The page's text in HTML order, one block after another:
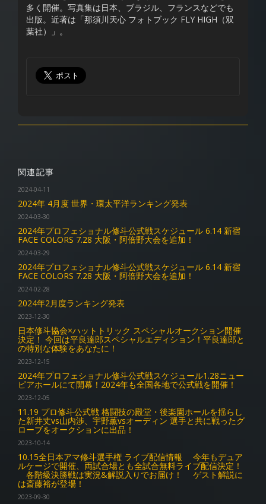
多く開催。写真集は日本、ブラジル、フランスなどでも
出版。近著は「那須川天心 フォトブック FLY HIGH（双
葉社）」。
関連記事
2024-04-11
2024年 4月度 世界・環太平洋ランキング発表
2024-03-30
2024年プロフェショナル修斗公式戦スケジュール 6.14 新宿
FACE COLORS 7.28 大阪・阿倍野大会を追加！
2024-03-29
2024年プロフェショナル修斗公式戦スケジュール 6.14 新宿
FACE COLORS 7.28 大阪・阿倍野大会を追加！
2024-02-28
2024年2月度ランキング発表
2023-12-30
日本修斗協会×ハットトリック スペシャルオークション開催
決定！ 今回は平良達郎スペシャルエディション！平良達郎と
の特別な体験をあなたに！
2023-12-15
2024年プロフェショナル修斗公式戦スケジュール1.28ニュー
ピアホールにて開幕！2024年も全国各地で公式戦を開催！
2023-12-05
11.19 プロ修斗公式戦 格闘技の殿堂・後楽園ホールを揺らし
た新井丈vs山内渉、宇野薫vsオーディン 選手と共に戦ったグ
ローブをオークションに出品！
2023-10-14
10.15全日本アマ修斗選手権 ライブ配信情報 今年もデュア
ルケージで開催、両試合場とも全試合無料ライブ配信決定！
各階級決勝戦は実況&解説入りでお届け！ ゲスト解説に
は斎藤裕が登場！
2023-09-30